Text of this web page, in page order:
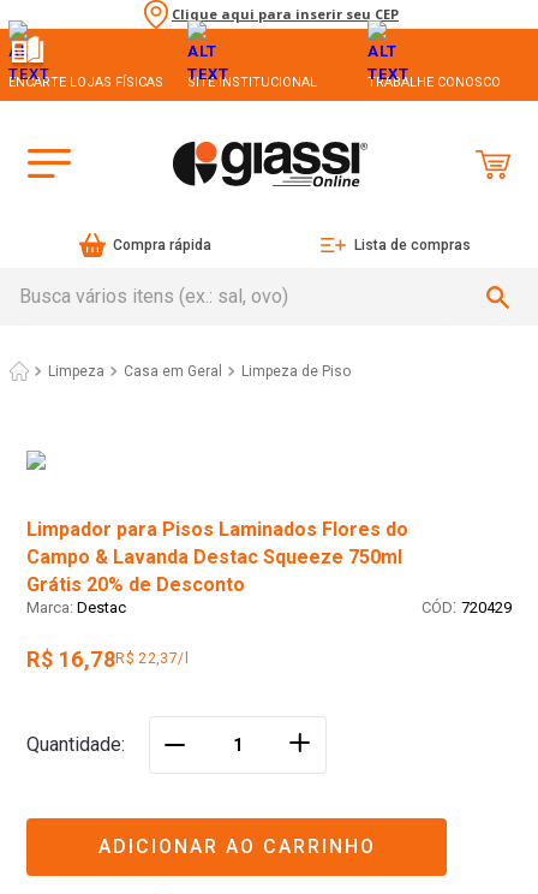
Clique aqui para inserir seu CEP
ENCARTE LOJAS FÍSICAS SITE INSTITUCIONAL TRABALHE CONOSCO
Compra rápida Lista de compras
Limpeza Casa em Geral Limpeza de Piso
Limpador para Pisos Laminados Flores do
Campo & Lavanda Destac Squeeze 750ml
Grátis 20% de Desconto
Destac : 720429
R$ 16,78R$ 22,37/l
Quantidade ＋
ADICIONAR AO CARRINHO